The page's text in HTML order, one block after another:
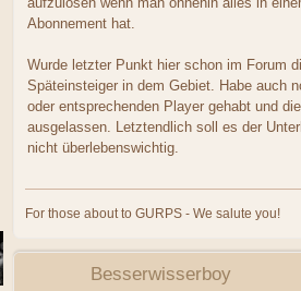
Abonnement hat.
Wurde letzter Punkt hier schon im Forum
Späteinsteiger in dem Gebiet. Habe auch
oder entsprechenden Player gehabt und
ausgelassen. Letztendlich soll es der
nicht überlebenswichtig.
For those about to GURPS - We salute you!
Besserwisserboy